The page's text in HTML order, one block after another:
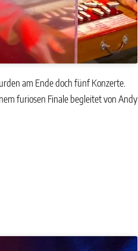
am Ende doch fünf Konzerte.
furiosen Finale begleitet von Andy